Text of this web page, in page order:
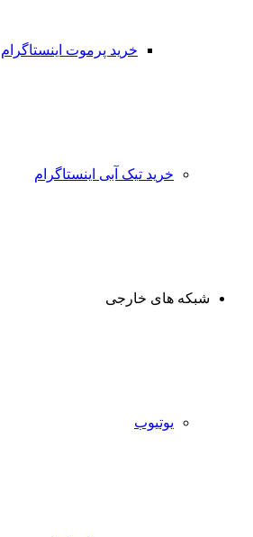
خرید پرموت اینستاگرام
خرید تیک آبی اینستاگرام
شبکه های خارجی
یوتیوب